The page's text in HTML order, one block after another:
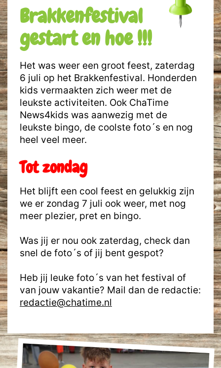
Brakkenfestival
gestart en hoe !!!
Het was weer een groot feest, zaterdag
6 juli op het Brakkenfestival. Honderden
kids vermaakten zich weer met de
leukste activiteiten. Ook ChaTime
News4kids was aanwezig met de
leukste bingo, de coolste foto´s en nog
heel veel meer.
Tot zondag
Het blijft een cool feest en gelukkig zijn
we er zondag 7 juli ook weer, met nog
meer plezier, pret en bingo.
Was jij er nou ook zaterdag, check dan
snel de foto´s of jij bent gespot?
Heb jij leuke foto´s van het festival of
van jouw vakantie? Mail dan de redactie:
redactie@chatime.nl